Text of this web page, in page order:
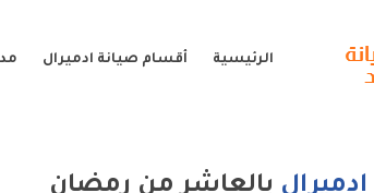
الرئيسية أقسام صيانة ادميرال
ادميرال بالعاشر من رمضان